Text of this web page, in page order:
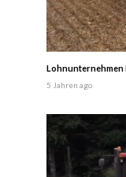
Lohnunternehmen
5 Jahren ago